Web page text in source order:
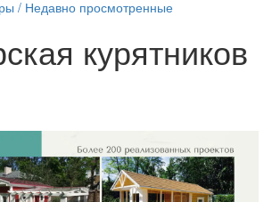
/ Недавно просмотренные
курятников